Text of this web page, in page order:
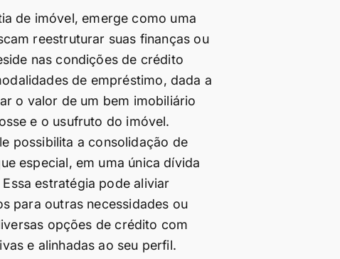
de imóvel, emerge como uma
reestruturar suas finanças ou
nas condições de crédito
de empréstimo, dada a
o valor de um bem imobiliário
e o usufruto do imóvel.
possibilita a consolidação de
especial, em uma única dívida
estratégia pode aliviar
para outras necessidades ou
opções de crédito com
e alinhadas ao seu perfil.